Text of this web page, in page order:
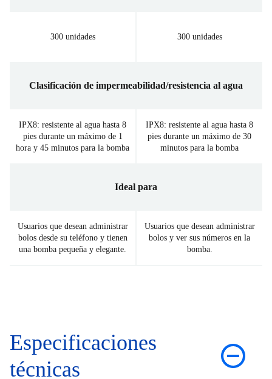
300 unidades 300 unidades
Clasificación de impermeabilidad/resistencia al agua
IPX8: resistente al agua hasta 8
pies durante un máximo de 1
hora y 45 minutos para la bomba
IPX8: resistente al agua hasta 8
pies durante un máximo de 30
minutos para la bomba
Ideal para
Usuarios que desean administrar
bolos desde su teléfono y tienen
una bomba pequeña y elegante.
Usuarios que desean administrar
bolos y ver sus números en la
bomba.
Especificaciones
técnicas